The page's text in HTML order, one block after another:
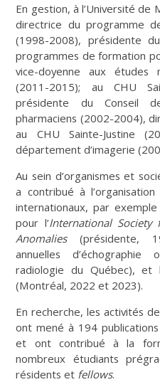
En gestion, à l’Université de
directrice du programme
(1998-2008), présidente
programmes de formation
vice-doyenne aux études
(2011-2015); au CHU
présidente du Conseil
pharmaciens (2002-2004),
au CHU Sainte-Justine
département d’imagerie
Au sein d’organismes et
a contribué à
internationaux, par
pour l’International Society
Anomalies(présidente,
annuelles d’échographie
radiologie du Québec), et
(Montréal, 2022 et 2023).
En recherche, les activités
ont mené à 194
et ont contribué à la
nombreux étudiants
résidents et fellows.